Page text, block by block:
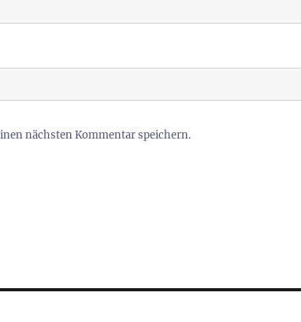
nächsten Kommentar speichern.